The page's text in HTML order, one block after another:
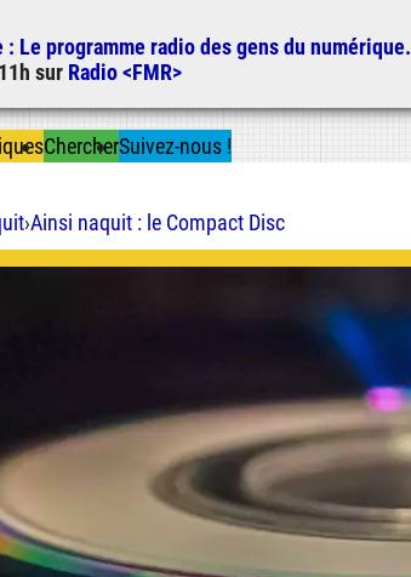
: Le programme radio des gens du numérique.
11h sur Radio <FMR>
iquesChercherSuivez-nous !
›Ainsi naquit : le Compact Disc